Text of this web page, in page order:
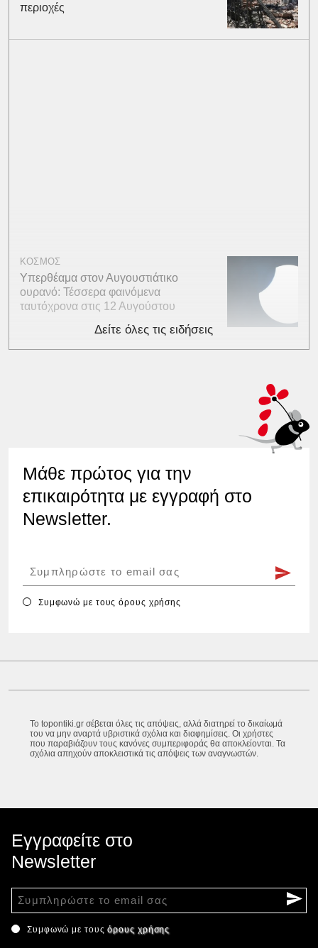
περιοχές
ΚΟΣΜΟΣ
Υπερθέαμα στον Αυγουστιάτικο
ουρανό: Τέσσερα φαινόμενα
ταυτόχρονα στις 12 Αυγούστου
Δείτε όλες τις ειδήσεις
Μάθε πρώτος για την
επικαιρότητα με εγγραφή στο
Newsletter.
Συμφωνώ με τουςόρους χρήσης
Το topontiki.gr σέβεται όλες τις απόψεις, αλλά διατηρεί το δικαίωμά
του να μην αναρτά υβριστικά σχόλια και διαφημίσεις. Οι χρήστες
που παραβιάζουν τους κανόνες συμπεριφοράς θα αποκλείονται. Τα
σχόλια απηχούν αποκλειστικά τις απόψεις των αναγνωστών.
Εγγραφείτε στο
Newsletter
Συμφωνώ με τουςόρους χρήσης